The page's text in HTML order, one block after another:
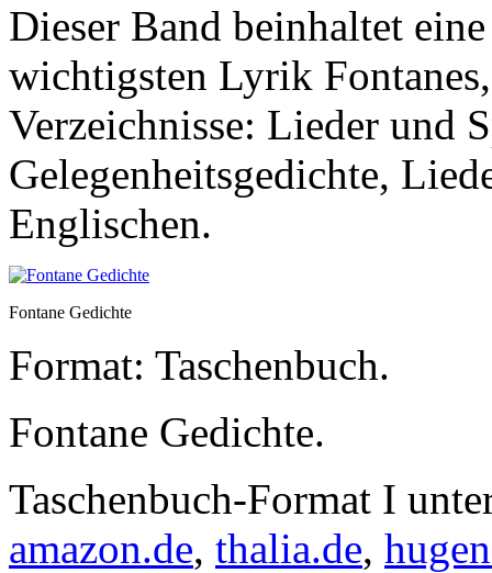
Dieser Band beinhaltet
wichtigsten Lyrik
Verzeichnisse: Lieder und
Gelegenheitsgedichte,
Englischen.
Fontane Gedichte
Format: Taschenbuch.
Fontane Gedichte.
Taschenbuch-Format I
amazon.de, thalia.de,